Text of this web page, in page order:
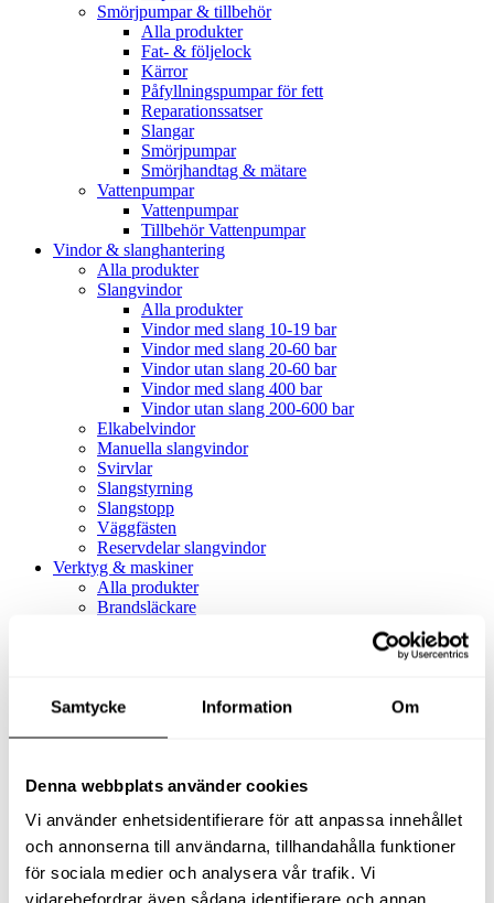
Samtycke Information Om
Denna webbplats använder cookies
Vi använder enhetsidentifierare för att anpassa innehållet
och annonserna till användarna, tillhandahålla funktioner
för sociala medier och analysera vår trafik. Vi
vidarebefordrar även sådana identifierare och annan
Smörjpumpar & tillbehör
Alla produkter
Fat- & följelock
Kärror
Påfyllningspumpar för fett
Reparationssatser
Slangar
Smörjpumpar
Smörjhandtag & mätare
Vattenpumpar
Vattenpumpar
Tillbehör Vattenpumpar
Vindor & slanghantering
Alla produkter
Slangvindor
Alla produkter
Vindor med slang 10-19 bar
Vindor med slang 20-60 bar
Vindor utan slang 20-60 bar
Vindor med slang 400 bar
Vindor utan slang 200-600 bar
Elkabelvindor
Manuella slangvindor
Svirvlar
Slangstyrning
Slangstopp
Väggfästen
Reservdelar slangvindor
Verktyg & maskiner
Alla produkter
Brandsläckare
Alla produkter
Slangfäste
Textil- & Våtdammsugare
Tillbehör Textil- & våtdammsugare
Adaptrar
Dammsugare